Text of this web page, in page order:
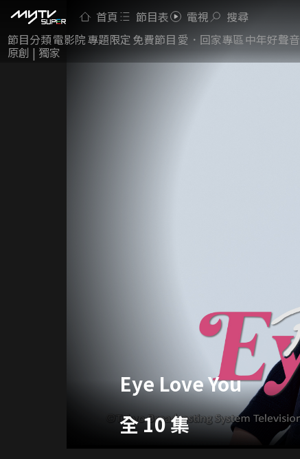
首頁 節目表 電視 搜尋
節目分類電影院專題限定 免費節目 愛．回家專區中年好聲音
原創 | 獨家
Eye Love You
全 10 集